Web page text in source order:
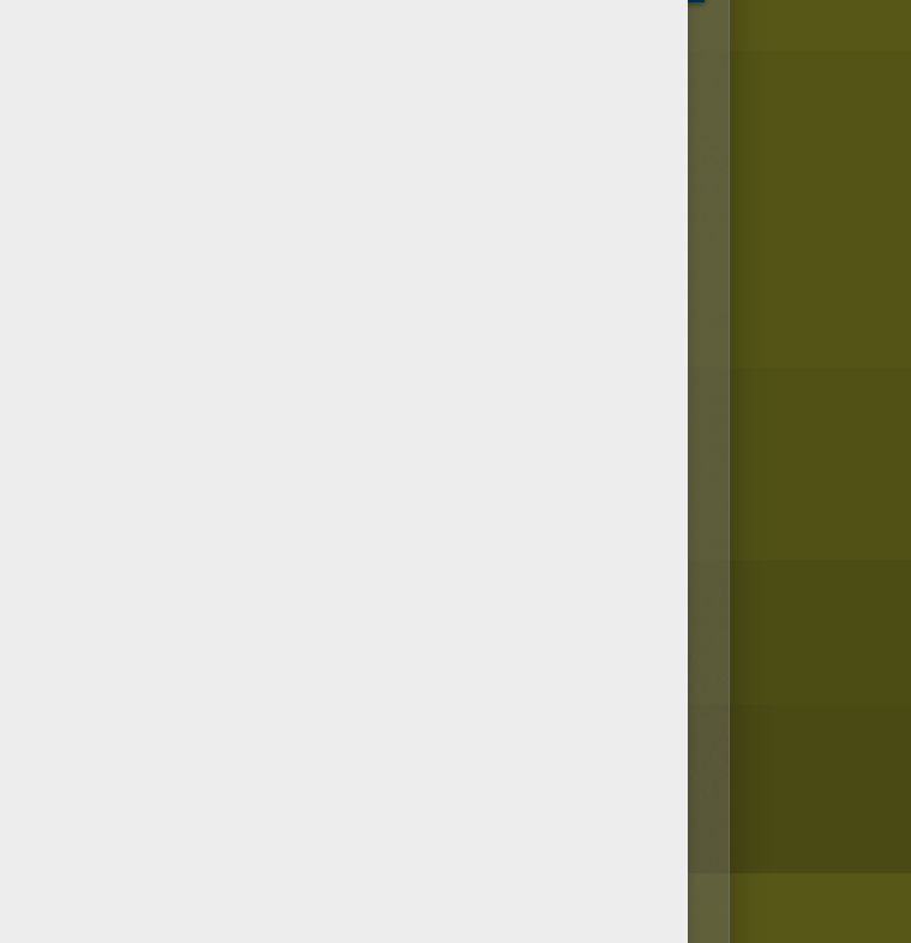
de Navidad te saldrá muy bien una vez pintado.
de vídeos para niños en Youtube: